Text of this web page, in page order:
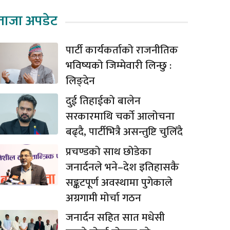
अपडेट
पार्टी कार्यकर्ताको राजनीतिक
भविष्यको जिम्मेवारी लिन्छु :
लिङ्देन
दुई तिहाईको बालेन
सरकारमाथि चर्को आलोचना
बढ्दै, पार्टीभित्रै असन्तुष्टि चुलिँदै
प्रचण्डको साथ छोडेका
जनार्दनले भने–देश इतिहासकै
सङ्कटपूर्ण अवस्थामा पुगेकाले
अग्रगामी मोर्चा गठन
जनार्दन सहित सात मधेसी